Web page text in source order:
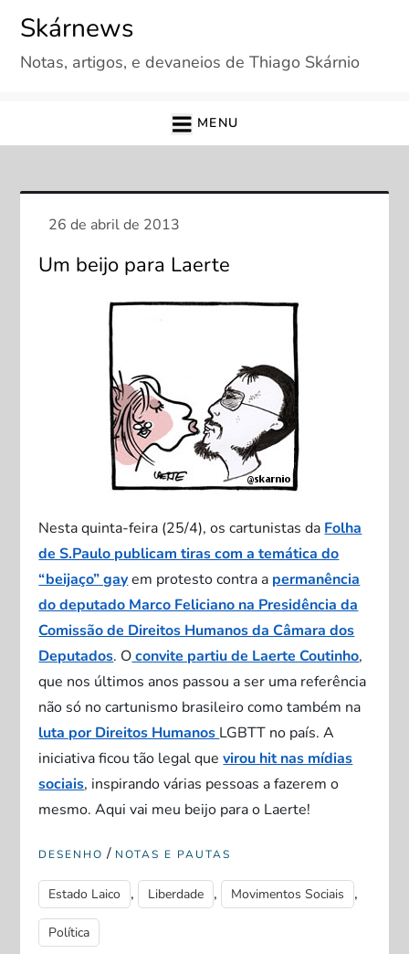
content
Skárnews
Notas, artigos, e devaneios de Thiago Skárnio
MENU
Um beijo para Laerte
Nesta quinta-feira (25/4), os cartunistas da Folha
de S.Paulo publicam tiras com a temática do
“beijaço” gayem protesto contra a permanência
do deputado Marco Feliciano na Presidência da
Comissão de Direitos Humanos da Câmara dos
Deputados. Oconvite partiu de Laerte Coutinho,
que nos últimos anos passou a ser uma referência
não só no cartunismo brasileiro como também na
luta por Direitos Humanos LGBTT no país. A
iniciativa ficou tão legal quevirou hit nas mídias
sociais, inspirando várias pessoas a fazerem o
mesmo. Aqui vai meu beijo para o Laerte!
DESENHO / NOTAS E PAUTAS
Estado Laico , Liberdade , Movimentos Sociais ,
Política